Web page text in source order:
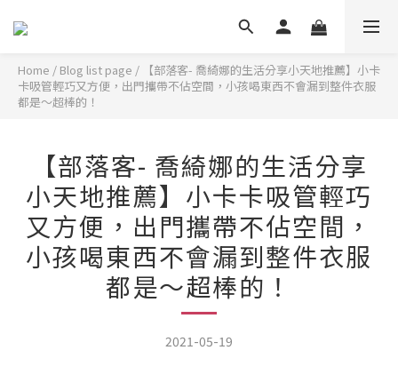
Home / Blog list page /
【部落客- 喬綺娜的生活分享小天地推薦】小卡
卡吸管輕巧又方便，出門攜帶不佔空間，小孩喝東西不會漏到整件衣服
都是～超棒的！
【部落客- 喬綺娜的生活分享
小天地推薦】小卡卡吸管輕巧
又方便，出門攜帶不佔空間，
小孩喝東西不會漏到整件衣服
都是～超棒的！
2021-05-19